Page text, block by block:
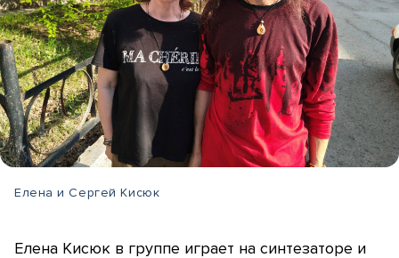
Елена и Сергей Кисюк
Елена Кисюк в группе играет на синтезаторе и